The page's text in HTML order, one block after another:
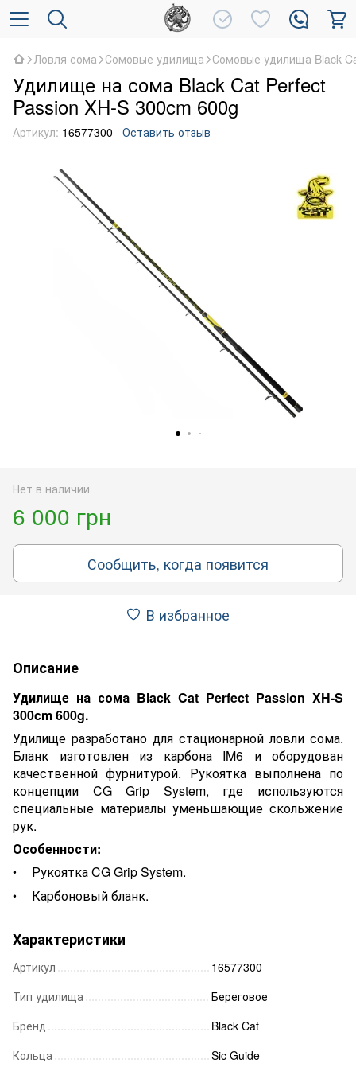
Ловля сома Сомовые удилища Сомовые удилища Black
Удилище на сома Black Cat Perfect
Passion XH-S 300cm 600g
Артикул: 16577300 Оставить отзыв
Нет в наличии
6 000 грн
Сообщить, когда появится
В избранное
Описание
Удилище на сома Black Cat Perfect Passion XH-S
300cm 600g.
Удилище разработано для стационарной ловли сома.
Бланк изготовлен из карбона IM6 и оборудован
качественной фурнитурой. Рукоятка выполнена по
концепции CG Grip System, где используются
специальные материалы уменьшающие скольжение
рук.
Особенности:
Рукоятка CG Grip System.
Карбоновый бланк.
Характеристики
Артикул
16577300
Тип удилища
Береговое
Бренд
Black Cat
Кольца
Sic Guide